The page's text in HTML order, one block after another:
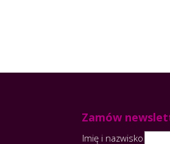
Zamów
Imię i nazwisko